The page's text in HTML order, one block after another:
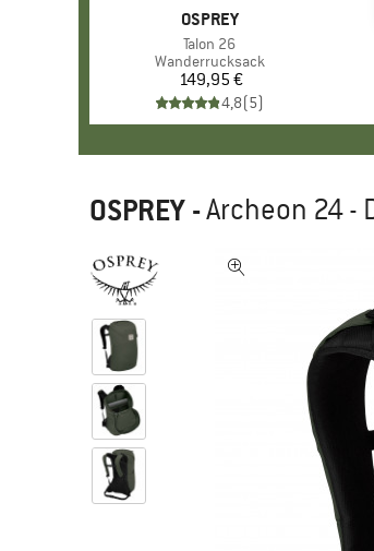
MARKE
OSPREY
Artikel
Talon 26
Produktgruppe
Wanderrucksack
Preis
149,95 €
4,8(5)
OSPREY -Archeon 24 -